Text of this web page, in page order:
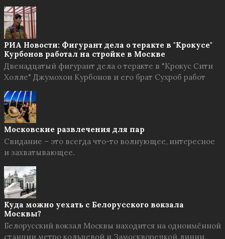
РИА Новости: Фигурант дела о теракте в "Крокусе"
Курбонов работал на стройке в Москве
Двенадцатый фигурант дела о теракте в "Крокус Сити
Холле" Джумохон Курбонов и его брат Сухроб работ
Московские развлечения для пар
Свидание – это всегда что-то волнующее, интересное
и захватывающее.
Куда можно уехать с Белорусского вокзала
Москвы?
Белорусский вокзал Москвы находится на одноимённой
станции метро кольцевой и Замоскворецкой линии.